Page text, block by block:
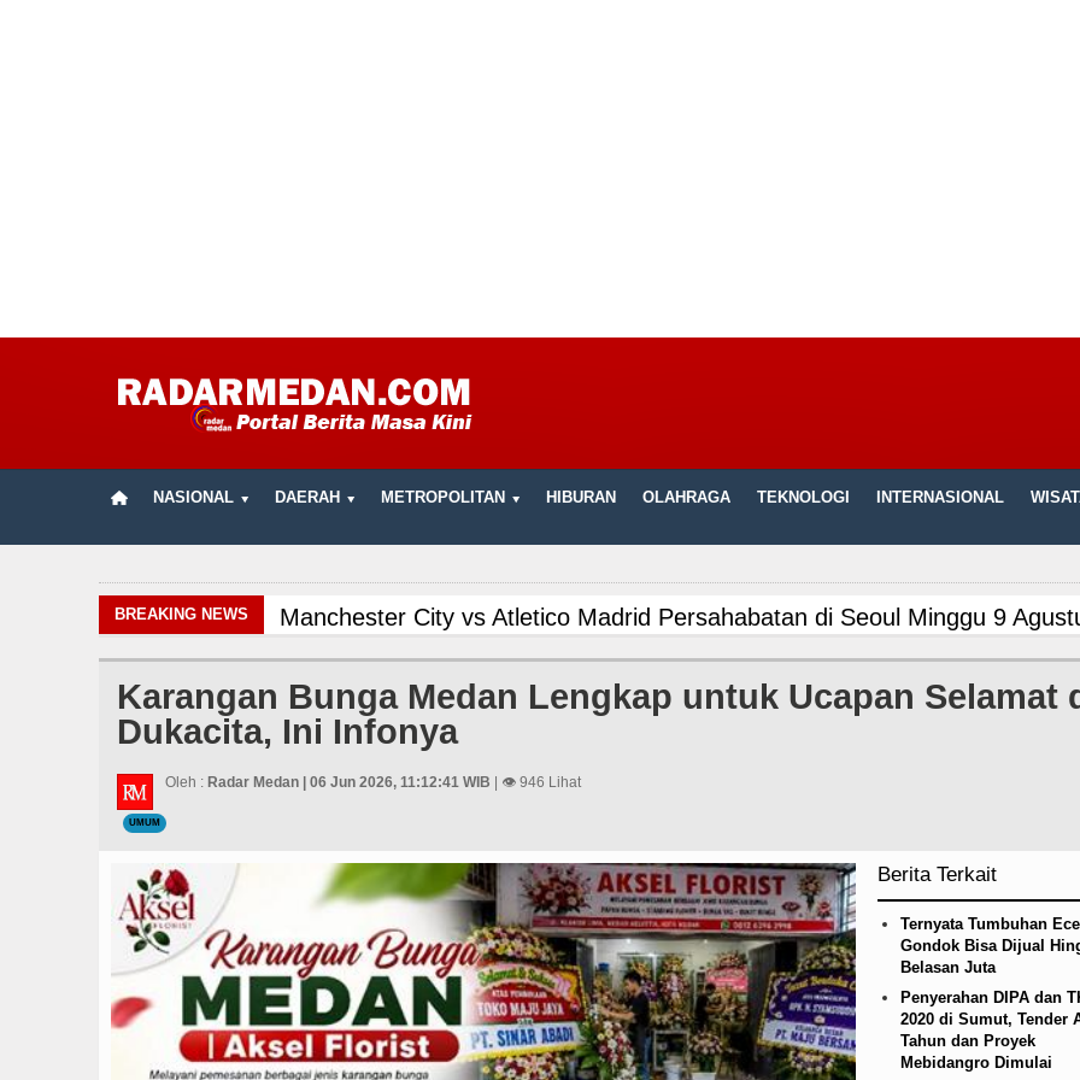
NASIONAL DAERAH METROPOLITAN HIBURAN OLAHRAGA TEKNOLOGI INTERNASIONAL
BREAKING NEWS Manchester City vs Atletico Madrid Persahabatan di Seoul Minggu 9
Gubernur Bobby Nasution Minta Kepala Daerah se-Kepulauan Nias
Liverpool vs Monaco Laga Persahabatan di Anfield Minggu 9 Agustus 2026
Ketua GRIB Jaya Labuhanbatu Gelar Turnamen Catur Antar Wartawan,
Kurang dari 6 Jam, Polsek Kotarih Ringkus Pelaku Curanmor di Tebing
Serapan Anggaran Terendah, Inspektorat Soroti Kinerja Kadis
Wabup Deli Serdang Lantik 25 Pejabat, Tekankan Pelayanan Publik yang
Karangan Bunga Medan Lengkap untuk Ucapan Selamat
Dukacita, Ini Infonya
Oleh : Radar Medan | 06 Jun 2026, 11:12:41 WIB | 👁 946 Lihat
UMUM
Berita Terkait
Ternyata Tumbuhan
Gondok Bisa Dijual
Belasan Juta
Penyerahan DIPA dan
2020 di Sumut, Tender
Tahun dan Proyek
Mebidangro Dimulai